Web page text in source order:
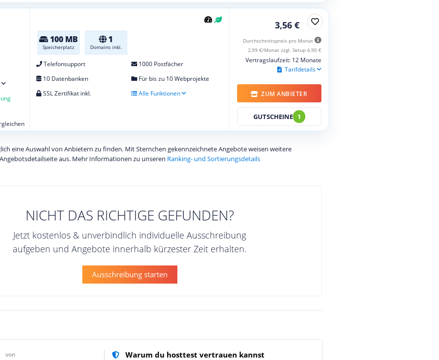
100 MB
Speicherplatz
1
Domains inkl.
Telefonsupport
1000 Postfächer
10 Datenbanken
Für bis zu 10 Webprojekte
SSL Zertifikat inkl.
Alle Funktionen
3,56 €
Durchschnittspreis pro Monat
2,99 €/Monat zzgl. Setup 6,90 €
Vertragslaufzeit: 12 Monate
Tarifdetails
ZUM ANBIETER
GUTSCHEINE 1
eine Auswahl von Anbietern zu finden. Mit Sternchen gekennzeichnete Angebote weisen weitere
aus. Mehr Informationen zu unseren Ranking- und Sortierungsdetails
NICHT DAS RICHTIGE GEFUNDEN?
Jetzt kostenlos & unverbindlich individuelle Ausschreibung
aufgeben und Angebote innerhalb kürzester Zeit erhalten.
Ausschreibung starten
von Warum du hosttest vertrauen kannst